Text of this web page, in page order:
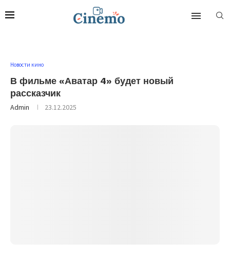
Новости кино
В фильме «Аватар 4» будет новый
рассказчик
Admin 23.12.2025